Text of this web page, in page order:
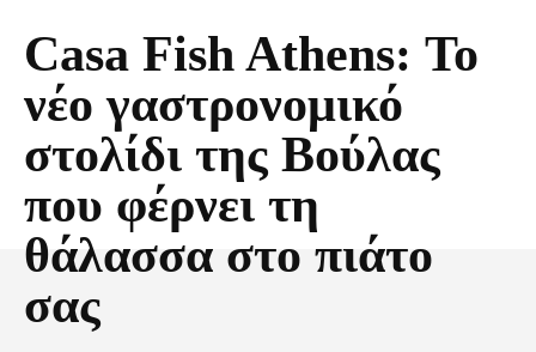
Casa Fish Athens: Το
νέο γαστρονομικό
στολίδι της Βούλας
που φέρνει τη
θάλασσα στο πιάτο
σας